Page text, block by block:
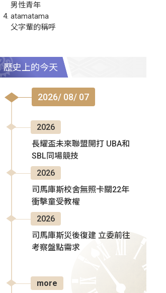
男性青年
atamatama
父字輩的稱呼
歷史上的今天
2026/ 08/ 07
2026
長耀盃未來聯盟開打 UBA和
SBL同場競技
2026
司馬庫斯校舍無照卡關22年
衝擊童受教權
2026
司馬庫斯災後復建 立委前往
考察盤點需求
more